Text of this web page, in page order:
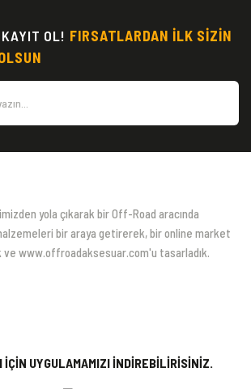
OL! FIRSATLARDAN İLK SİZİN
yola çıkarak bir Off-Road aracında
bir araya getirerek, bir online market
ve www.offroadaksesuar.com'u tasarladık.
UYGULAMAMIZI İNDİREBİLİRİSİNİZ.